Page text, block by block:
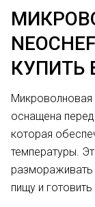
КУПИТЬ
Микроволновая
оснащена
которая
температуры.
размораживать
пищу и